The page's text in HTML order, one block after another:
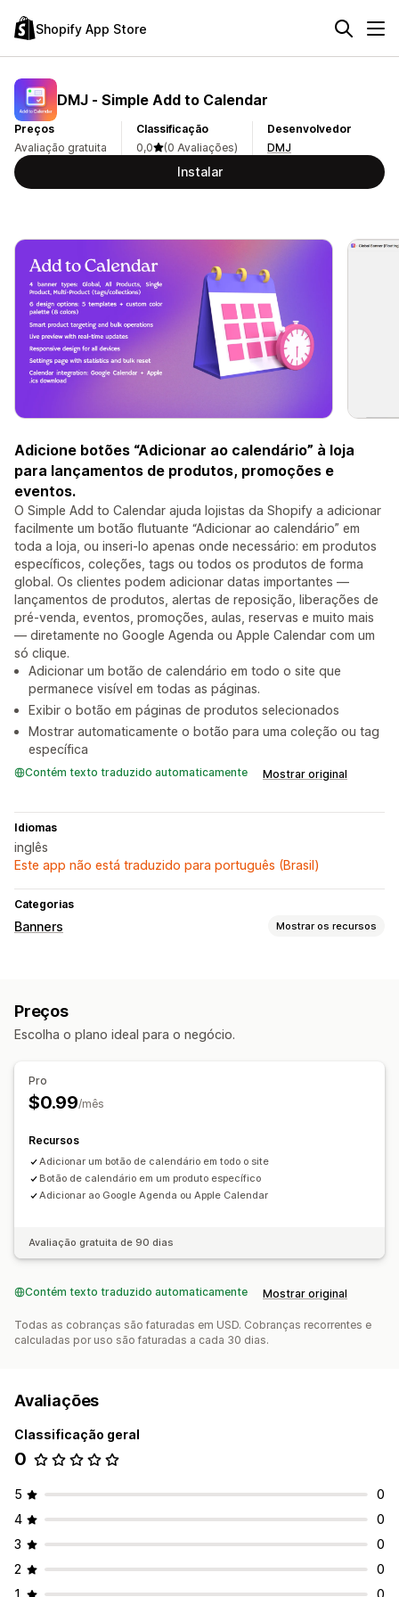
Shopify App Store
DMJ ‑ Simple Add to Calendar
Preços
Avaliação gratuita
Classificação
0,0
(0 Avaliações)
Desenvolvedor
DMJ
Instalar
Adicione botões “Adicionar ao calendário” à loja
para lançamentos de produtos, promoções e
eventos.
O Simple Add to Calendar ajuda lojistas da Shopify a adicionar
facilmente um botão flutuante “Adicionar ao calendário” em
toda a loja, ou inseri-lo apenas onde necessário: em produtos
específicos, coleções, tags ou todos os produtos de forma
global. Os clientes podem adicionar datas importantes —
lançamentos de produtos, alertas de reposição, liberações de
pré-venda, eventos, promoções, aulas, reservas e muito mais
— diretamente no Google Agenda ou Apple Calendar com um
só clique.
Adicionar um botão de calendário em todo o site que
permanece visível em todas as páginas.
Exibir o botão em páginas de produtos selecionados
Mostrar automaticamente o botão para uma coleção ou tag
específica
Contém texto traduzido automaticamente Mostrar original
Idiomas
inglês
Este app não está traduzido para português (Brasil)
Categorias
Banners Mostrar os recursos
Personalização
Preços
Escolha o plano ideal para o negócio.
Pro
$0.99/mês
Recursos
Adicionar um botão de calendário em todo o site
Botão de calendário em um produto específico
Adicionar ao Google Agenda ou Apple Calendar
Avaliação gratuita de 90 dias
Contém texto traduzido automaticamente Mostrar original
Todas as cobranças são faturadas em USD. Cobranças recorrentes e
calculadas por uso são faturadas a cada 30 dias.
Avaliações
Classificação geral
0
5
0
4
0
3
0
2
0